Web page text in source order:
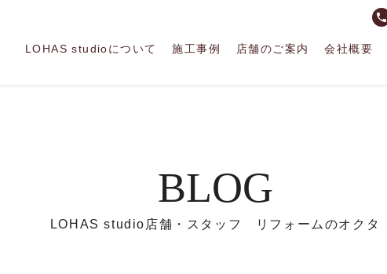
phone
LOHAS studioについて 施工事例 店舗のご案内 会社概要
BLOG
LOHAS studio店舗・スタッフ リフォームのオクタ